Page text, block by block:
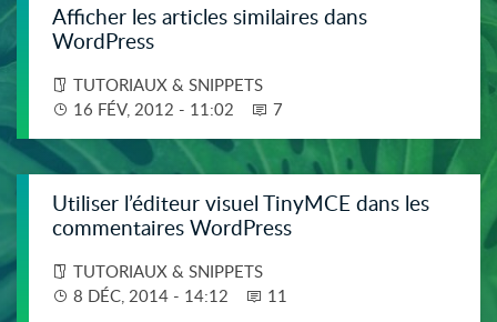
Afficher les articles similaires dans
WordPress
TUTORIAUX & SNIPPETS
16 FÉV, 2012 - 11:02
7
Utiliser l’éditeur visuel TinyMCE dans les
commentaires WordPress
TUTORIAUX & SNIPPETS
8 DÉC, 2014 - 14:12
11